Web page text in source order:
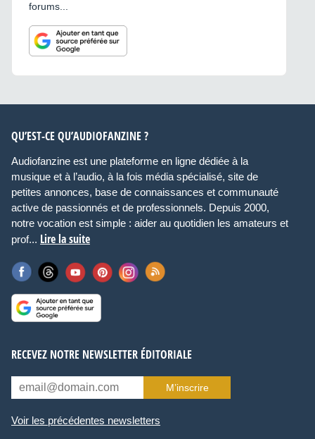
forums...
QU’EST-CE QU’AUDIOFANZINE ?
Audiofanzine est une plateforme en ligne dédiée à la
musique et à l’audio, à la fois média spécialisé, site de
petites annonces, base de connaissances et communauté
active de passionnés et de professionnels. Depuis 2000,
notre vocation est simple : aider au quotidien les amateurs et
prof... Lire la suite
RECEVEZ NOTRE NEWSLETTER ÉDITORIALE
M’inscrire
Voir les précédentes newsletters